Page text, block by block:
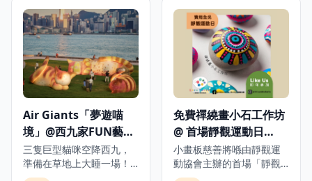
品的精選醬料一份。 過往
數屆導賞團均獲市民熱烈
支持，名額迅速額滿，吸
引大批有心人趁醬園結業
前親身感受這份珍貴的本
土飲食文化。
斯大君，踏上這條充滿銀
河氣息的夜跑賽道。 參賽
者可選擇 2KM 個人組或
1KM Cosplay 組，後者歡
迎穿著完整星戰裝扮出
賽，光劍、頭盔、披風一
應俱全。501st 香港分隊將
各處亦設有主題打卡燈光
裝置，打造沉浸式夜跑體
驗。 賽事當日下午3時至晚
上8時，「星球大戰跑步市
集」將於松景街及時裝世
項目之一。 活動設於中環
海濱活動空間 AIA 康健
園，以溫室展館形式呈
現，俯瞰維多利亞港。展
覽展出 Hendry 標誌性的
毛絨花卉雕塑，涵蓋26種
花卉設計，包括菊花、水
蘭等，合共逾15萬件毛絨
花朵，由 Pen & Paper 主
辦，邀請訪客漫步其中，
親手觸摸並拍攝這片柔軟
而超真實的花海。 是次香
Air Giants「夢遊喵
境」@西九家FUN藝術
節2026
三隻巨型貓咪空降西九，
準備在草地上大睡一場！
一隻貓已經很可愛，三隻
免費禪繞畫小石工作坊
@ 首場靜觀運動日
2026
小畫板慈善將喺由靜觀運
動協會主辦的首場「靜觀
運動日」舉辦免費禪繞畫